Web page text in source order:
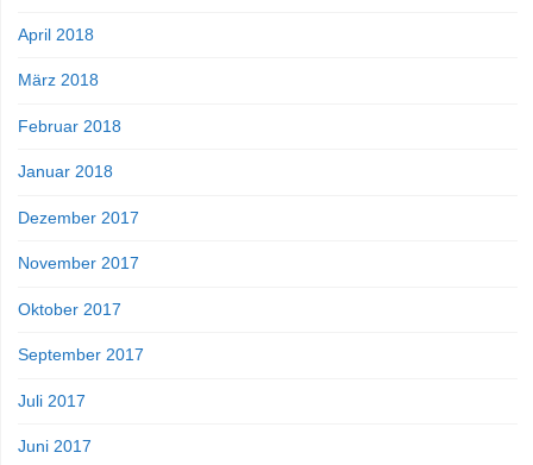
April 2018
März 2018
Februar 2018
Januar 2018
Dezember 2017
November 2017
Oktober 2017
September 2017
Juli 2017
Juni 2017